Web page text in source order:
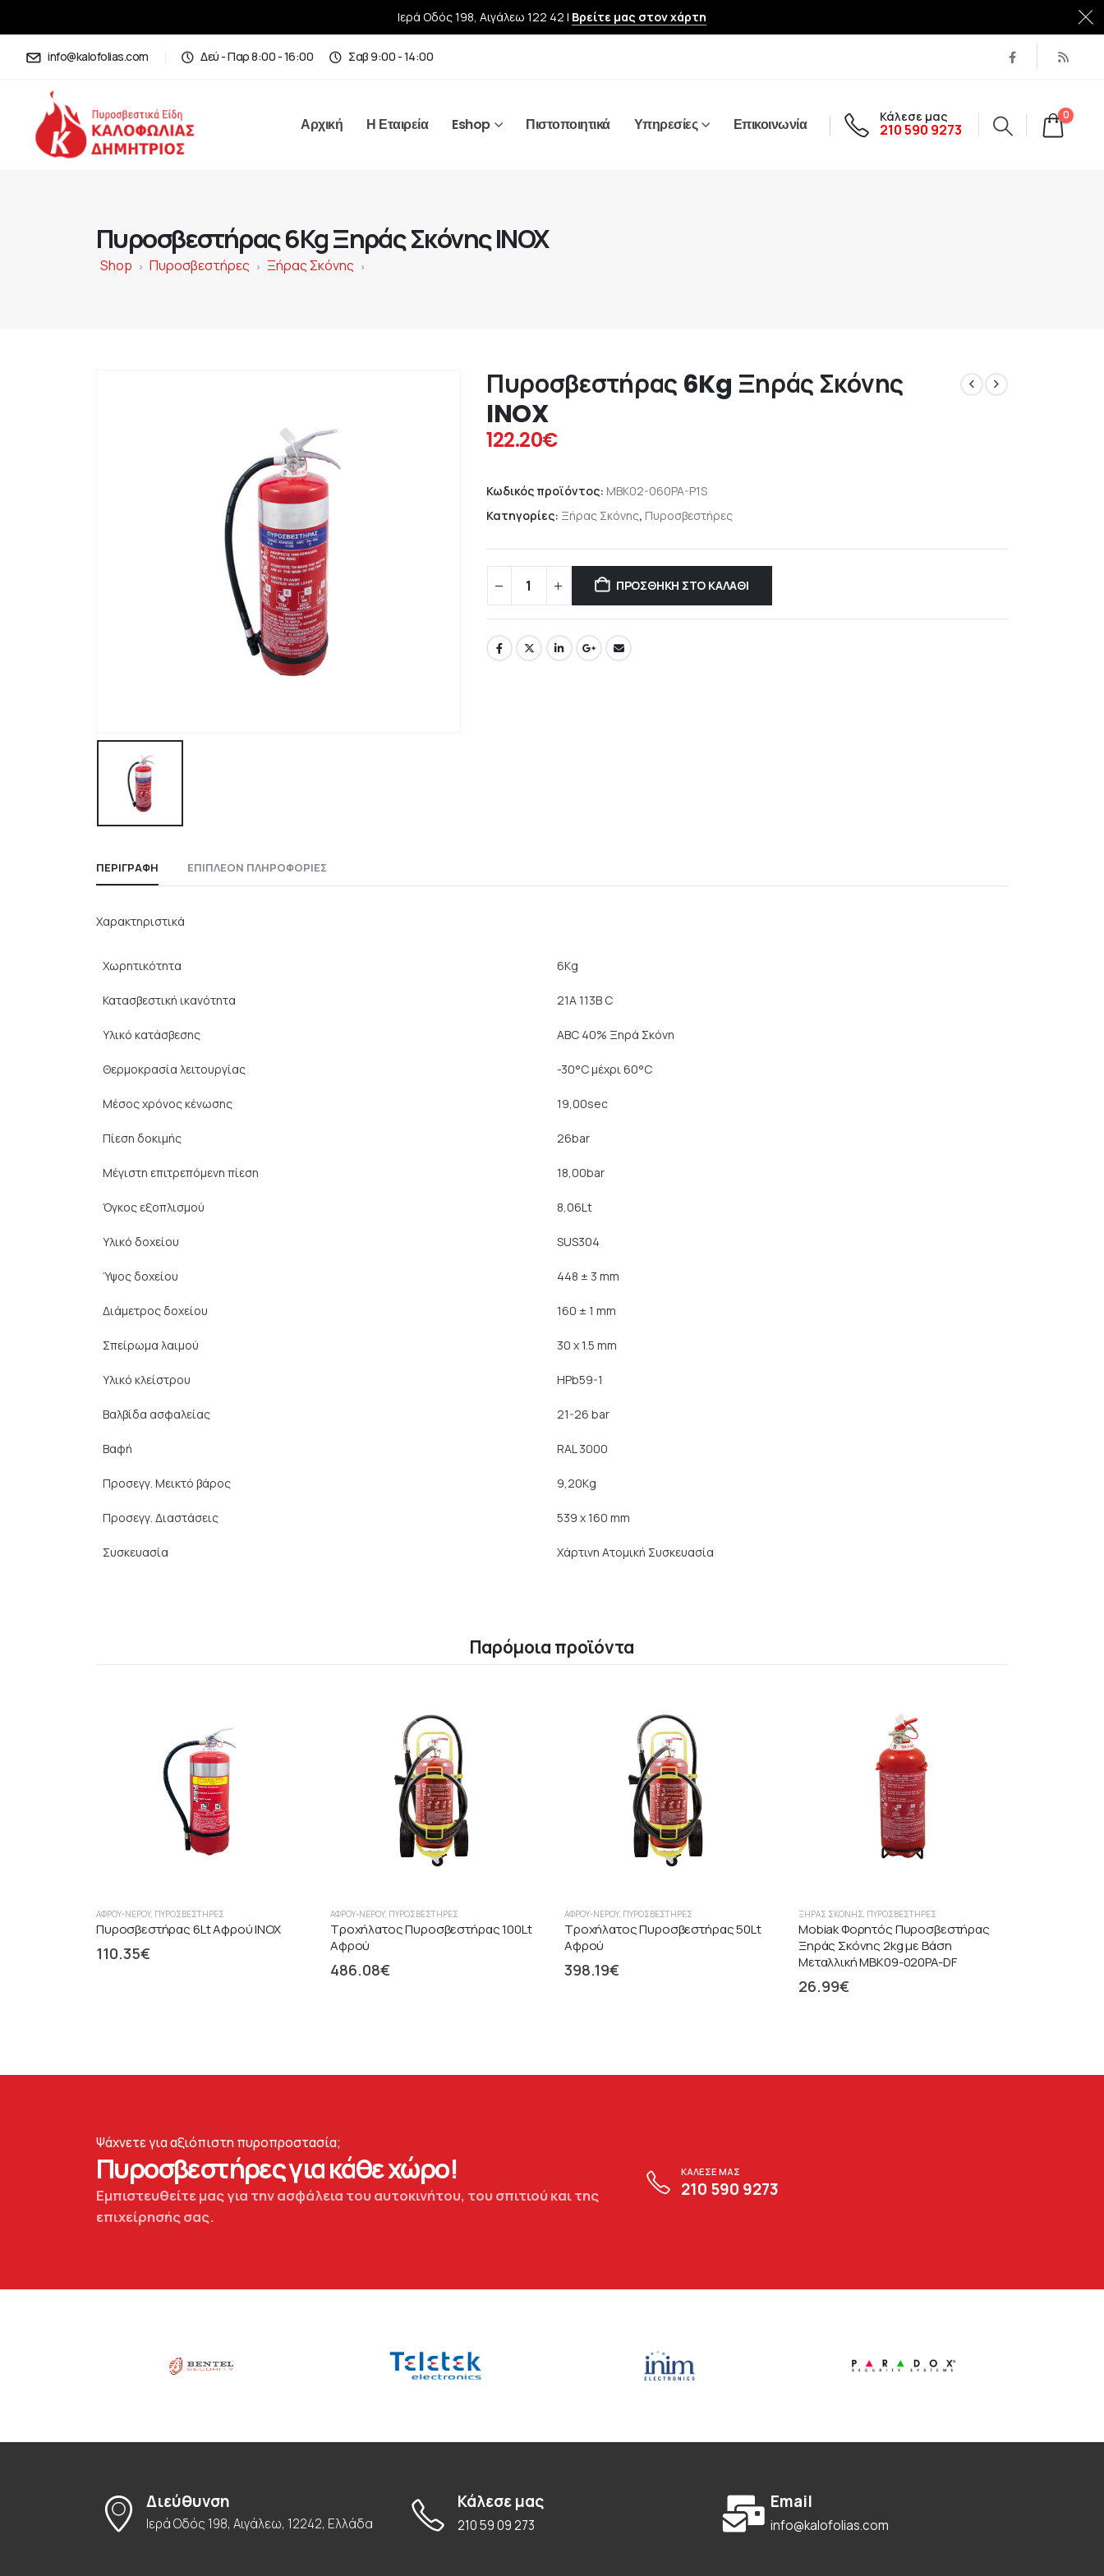
Ιερά Οδός 198, Αιγάλεω 122 42 | Βρείτε μας στον χάρτη
info@kalofolias.com Δεύ - Παρ 8:00 - 16:00 Σαβ 9:00 - 14:00
Αρχική Η Εταιρεία Eshop Πιστοποιητικά Υπηρεσίες Επικοινωνία Κάλεσε μας
210 590 9273
0
Πυροσβεστήρας 6Kg Ξηράς Σκόνης INOX
Shop > Πυροσβεστήρες > Ξήρας Σκόνης >
Πυροσβεστήρας 6Kg Ξηράς Σκόνης
INOX
122.20€
Κωδικός προϊόντος: MBK02-060PA-P1S
Κατηγορίες: Ξήρας Σκόνης, Πυροσβεστήρες
ΠΡΟΣΘΉΚΗ ΣΤΟ ΚΑΛΆΘΙ
ΠΕΡΙΓΡΑΦΉ ΕΠΙΠΛΈΟΝ ΠΛΗΡΟΦΟΡΊΕΣ
Χαρακτηριστικά
Χωρητικότητα 6Kg
Κατασβεστική ικανότητα 21A 113B C
Υλικό κατάσβεσης ABC 40% Ξηρά Σκόνη
Θερμοκρασία λειτουργίας -30°C μέχρι 60°C
Μέσος χρόνος κένωσης 19,00sec
Πίεση δοκιμής 26bar
Μέγιστη επιτρεπόμενη πίεση 18,00bar
Όγκος εξοπλισμού 8,06Lt
Υλικό δοχείου SUS304
Ύψος δοχείου 448 ± 3 mm
Διάμετρος δοχείου 160 ± 1 mm
Σπείρωμα λαιμού 30 x 1.5 mm
Υλικό κλείστρου HPb59-1
Βαλβίδα ασφαλείας 21-26 bar
Βαφή RAL 3000
Προσεγγ. Μεικτό βάρος 9,20Kg
Προσεγγ. Διαστάσεις 539 x 160 mm
Συσκευασία Χάρτινη Ατομική Συσκευασία
Παρόμοια προϊόντα
ΑΦΡΟΎ-ΝΕΡΟΎ ΠΥΡΟΣΒΕΣΤΉΡΕΣ
Πυροσβεστήρας 6Lt Αφρού INOX
110.35€
ΑΦΡΟΎ-ΝΕΡΟΎ ΠΥΡΟΣΒΕΣΤΉΡΕΣ
Τροχήλατος Πυροσβεστήρας 100Lt
Αφρού
486.08€
ΑΦΡΟΎ-ΝΕΡΟΎ ΠΥΡΟΣΒΕΣΤΉΡΕΣ
Τροχήλατος Πυροσβεστήρας 50Lt
Αφρού
398.19€
ΞΉΡΑΣ ΣΚΌΝΗΣ ΠΥΡΟΣΒΕΣΤΉΡΕΣ
Mobiak Φορητός Πυροσβεστήρας
Ξηράς Σκόνης 2kg με Βάση
Μεταλλική MBK09-020PA-DF
26.99€
Ψάχνετε για αξιόπιστη πυροπροστασία;
Πυροσβεστήρες για κάθε χώρο!
Εμπιστευθείτε μας για την ασφάλεια του αυτοκινήτου, του σπιτιού και της
επιχείρησής σας.
ΚΑΛΕΣΕ ΜΑΣ
210 590 9273
Διεύθυνση
Ιερά Οδός 198, Αιγάλεω, 12242, Ελλάδα
Κάλεσε μας
210 59 09 273
Email
info@kalofolias.com